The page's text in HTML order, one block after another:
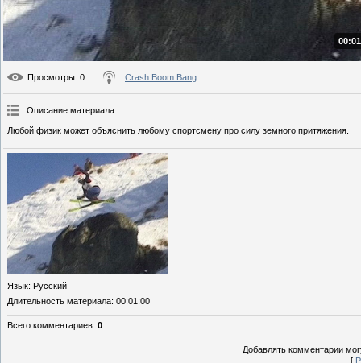
Просмотры: 0 Crash Boom Bang
Описание материала:
Любой физик может объяснить любому спортсмену про силу земного притяжения.
Язык: Русский
Длительность материала: 00:01:00
Всего комментариев: 0
Добавлять комментарии
[